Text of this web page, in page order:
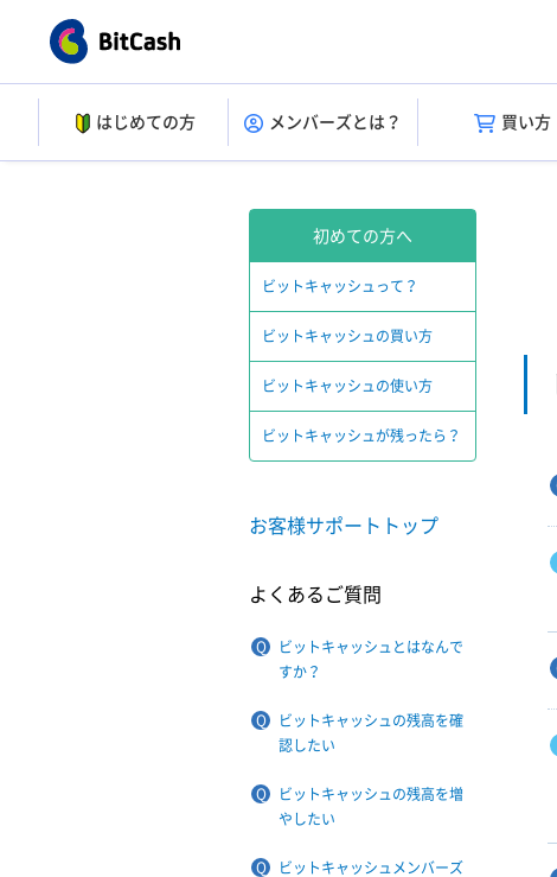
はじめての方 メンバーズとは？ 買い方
初めての方へ
ビットキャッシュって？
ビットキャッシュの買い方
ビットキャッシュの使い方
ビットキャッシュが残ったら？
お客様サポートトップ
よくあるご質問
ビットキャッシュとはなんで
すか？
ビットキャッシュの残高を確
認したい
ビットキャッシュの残高を増
やしたい
ビットキャッシュメンバーズ